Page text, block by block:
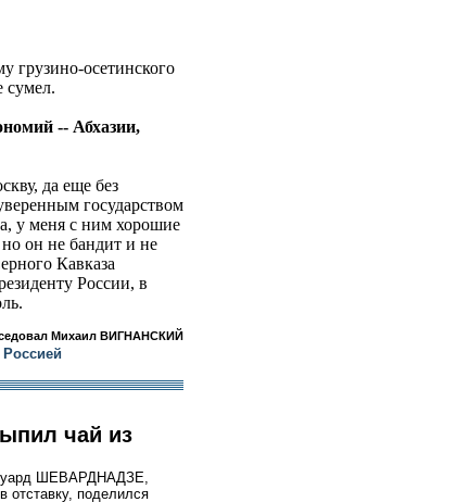
грузино-осетинского
сумел.
-- Абхазии,
да еще без
государством
у меня с ним хорошие
он не бандит и не
Кавказа
России, в
Михаил ВИГНАНСКИЙ
чай из
ШЕВАРДНАДЗЕ,
отставку, поделился